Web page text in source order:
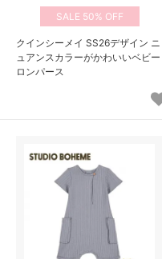
50%
クインシーメイ SS26デザイン ニ
ュアンスカラーがかわいいベビー
ロンパース